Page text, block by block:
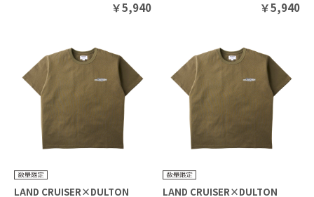
￥5,940 ￥5,940
LAND CRUISER×DULTON
LAND CRUISER×DULTON